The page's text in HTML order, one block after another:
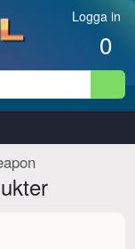
Logga in
0